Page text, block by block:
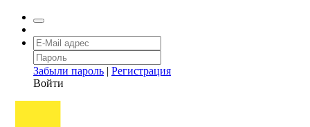
Забыли пароль | Регистрация
Войти